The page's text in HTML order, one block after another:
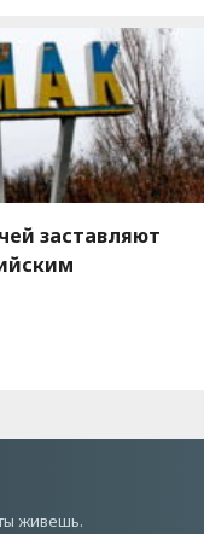
заставляют
живешь.